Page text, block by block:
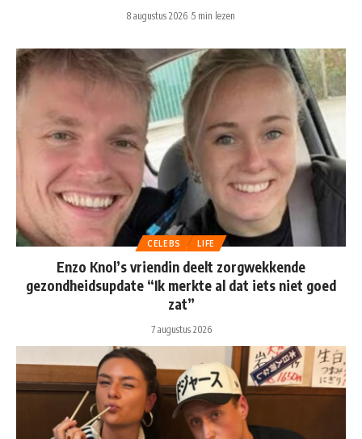
8 augustus 2026 5 min lezen
CELEBS LIFE
Enzo Knol’s vriendin deelt zorgwekkende
gezondheidsupdate “Ik merkte al dat iets niet goed
zat”
7 augustus 2026